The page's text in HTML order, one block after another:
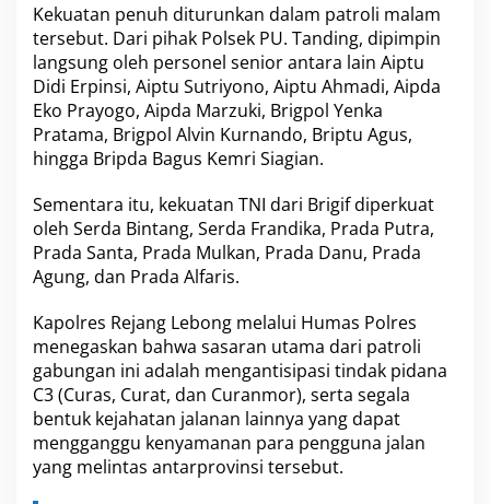
d
a
r
a
2
4
J
a
Kekuatan penuh diturunkan dalam patroli malam
tersebut. Dari pihak Polsek PU. Tanding, dipimpin
langsung oleh personel senior antara lain Aiptu
Didi Erpinsi, Aiptu Sutriyono, Aiptu Ahmadi, Aipda
Eko Prayogo, Aipda Marzuki, Brigpol Yenka
Pratama, Brigpol Alvin Kurnando, Briptu Agus,
hingga Bripda Bagus Kemri Siagian.
Sementara itu, kekuatan TNI dari Brigif diperkuat
oleh Serda Bintang, Serda Frandika, Prada Putra,
Prada Santa, Prada Mulkan, Prada Danu, Prada
Agung, dan Prada Alfaris.
Kapolres Rejang Lebong melalui Humas Polres
menegaskan bahwa sasaran utama dari patroli
gabungan ini adalah mengantisipasi tindak pidana
C3 (Curas, Curat, dan Curanmor), serta segala
bentuk kejahatan jalanan lainnya yang dapat
mengganggu kenyamanan para pengguna jalan
yang melintas antarprovinsi tersebut.